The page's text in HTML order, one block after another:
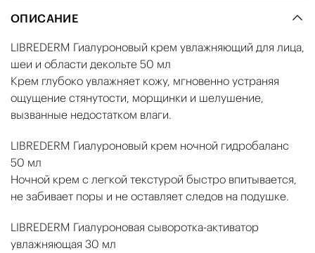
ОПИСАНИЕ
LIBREDERM Гиалуроновый крем увлажняющий для лица,
шеи и области декольте 50 мл
Крем глубоко увлажняет кожу, мгновенно устраняя
ощущение стянутости, морщинки и шелушение,
вызванные недостатком влаги.
LIBREDERM Гиалуроновый крем ночной гидробаланс
50 мл
Ночной крем с легкой текстурой быстро впитывается,
не забивает поры и не оставляет следов на подушке.
LIBREDERM Гиалуроновая сыворотка-активатор
увлажняющая 30 мл